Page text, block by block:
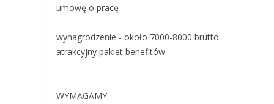
umowę o pracę
wynagrodzenie - około 7000-8000 brutto
atrakcyjny pakiet benefitów
WYMAGAMY: